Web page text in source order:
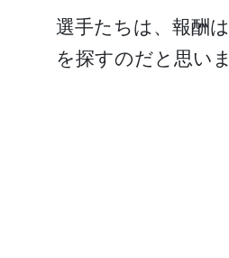
選手たちは、報酬
を探すのだと思いま